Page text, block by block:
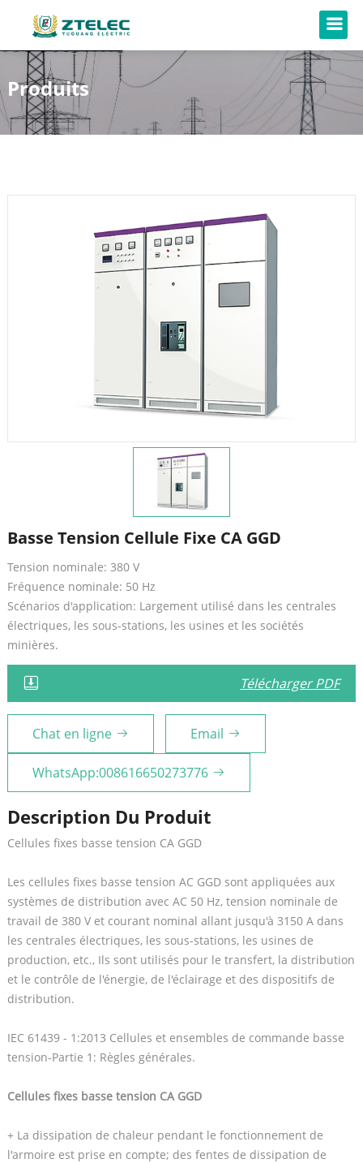
Produits
Basse Tension Cellule Fixe CA GGD
Tension nominale: 380 V
Fréquence nominale: 50 Hz
Scénarios d'application: Largement utilisé dans les centrales
électriques, les sous-stations, les usines et les sociétés
minières.
Télécharger PDF
Chat en ligne Email
WhatsApp:008616650273776
Description Du Produit
Cellules fixes basse tension CA GGD
Les cellules fixes basse tension AC GGD sont appliquées aux
systèmes de distribution avec AC 50 Hz, tension nominale de
travail de 380 V et courant nominal allant jusqu'à 3150 A dans
les centrales électriques, les sous-stations, les usines de
production, etc., Ils sont utilisés pour le transfert, la distribution
et le contrôle de l'énergie, de l'éclairage et des dispositifs de
distribution.
IEC 61439 - 1:2013 Cellules et ensembles de commande basse
tension-Partie 1: Règles générales.
Cellules fixes basse tension CA GGD
+ La dissipation de chaleur pendant le fonctionnement de
l'armoire est prise en compte; des fentes de dissipation de